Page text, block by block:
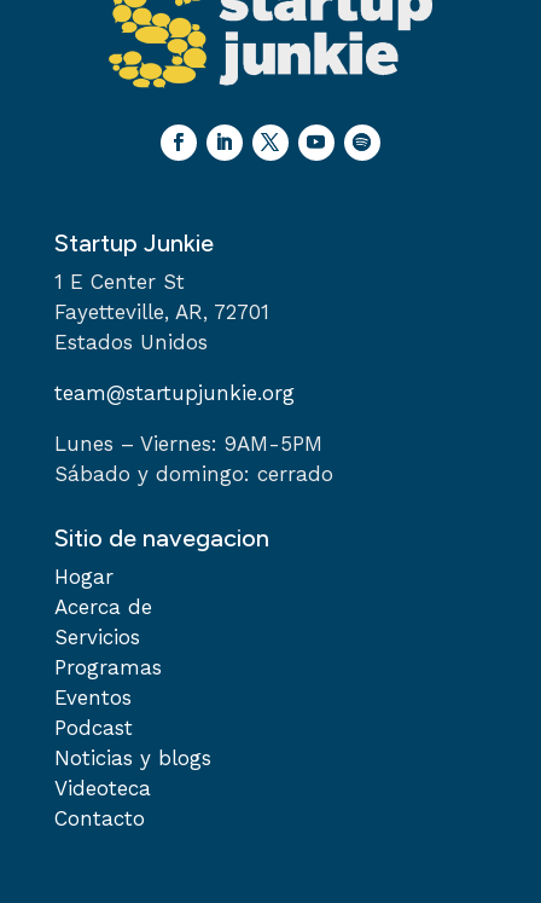
Startup Junkie
1 E Center St
Fayetteville, AR, 72701
Estados Unidos
team@startupjunkie.org
Lunes – Viernes: 9AM-5PM
Sábado y domingo: cerrado
Sitio de navegacion
Hogar
Acerca de
Servicios
Programas
Eventos
Podcast
Noticias y blogs
Videoteca
Contacto